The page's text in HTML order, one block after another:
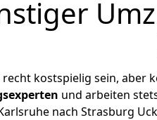
kostspielig sein, aber
und arbeiten
nach Strasburg